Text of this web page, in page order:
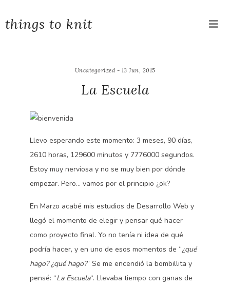
things to knit
Uncategorized - 13 Jun, 2015
La Escuela
Llevo esperando este momento: 3 meses, 90 días,
2610 horas, 129600 minutos y 7776000 segundos.
Estoy muy nerviosa y no se muy bien por dónde
empezar. Pero… vamos por el principio ¿ok?
En Marzo acabé mis estudios de Desarrollo Web y
llegó el momento de elegir y pensar qué hacer
como proyecto final. Yo no tenía ni idea de qué
podría hacer, y en uno de esos momentos de “¿qué
hago? ¿qué hago?” Se me encendió la bombillita y
pensé: “La Escuela“. Llevaba tiempo con ganas de